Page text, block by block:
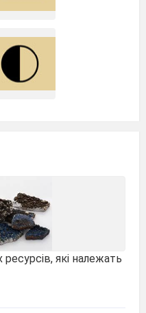
ресурсів, які належать